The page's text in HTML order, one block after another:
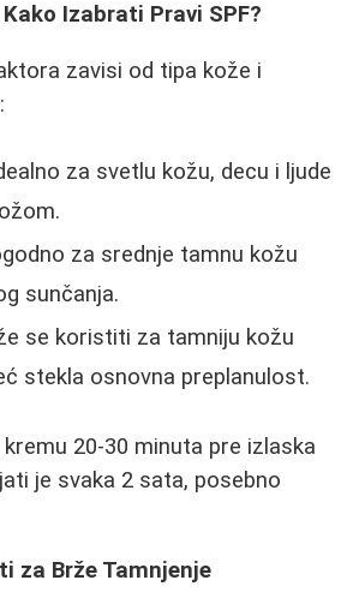
Izabrati Pravi SPF?
zavisi od tipa kože i
za svetlu kožu, decu i ljude
za srednje tamnu kožu
sunčanja.
se koristiti za tamniju kožu
stekla osnovna preplanulost.
20-30 minuta pre izlaska
je svaka 2 sata, posebno
za Brže Tamnjenje